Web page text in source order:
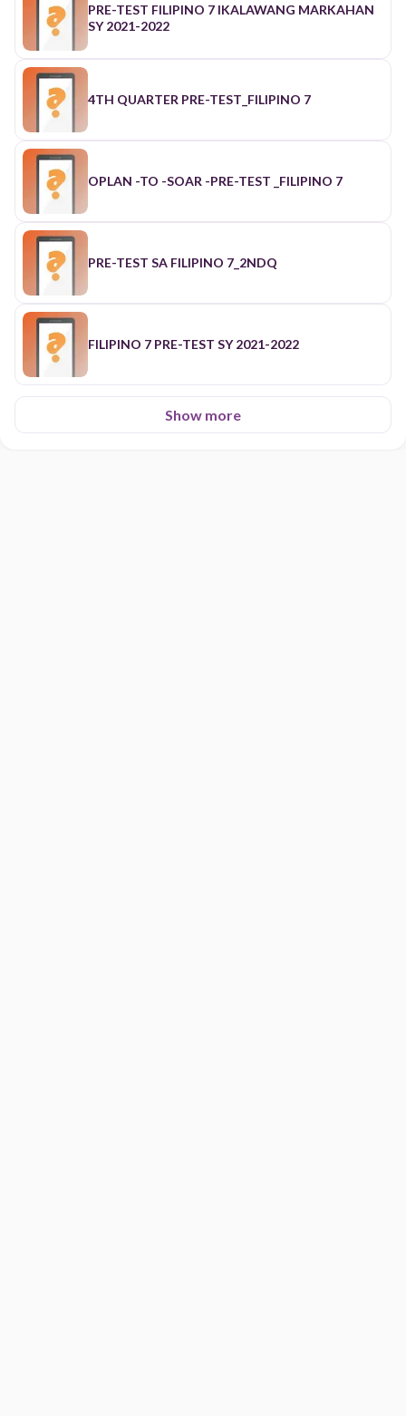
PRE-TEST FILIPINO 7 IKALAWANG MARKAHAN
SY 2021-2022
4TH QUARTER PRE-TEST_FILIPINO 7
OPLAN -TO -SOAR -PRE-TEST _FILIPINO 7
PRE-TEST SA FILIPINO 7_2NDQ
FILIPINO 7 PRE-TEST SY 2021-2022
Show more